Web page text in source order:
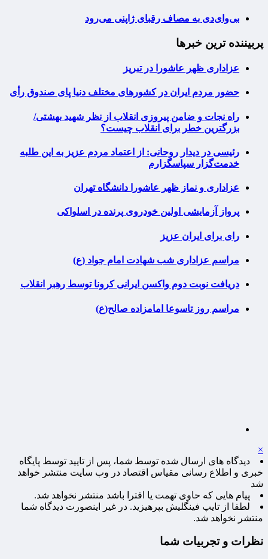
بی‌وای‌دی به مصاف رقبای ژاپنی می‌رود
پربیننده ترین خبرها
عزاداری ظهر عاشورا در تبریز
حضور مردم ایران در کشورهای مختلف دنیا پای صندوق رأی
راه نجات و ضامن پیروزی انقلاب از نظر شهید بهشتی/
بزرگترین خطر برای انقلاب چیست؟
رئیسی در دیدار روحانی: از اعتماد مردم عزیز به این طلبه
خدمت‌گزار سپاسگزارم
عزاداری و نماز ظهر عاشورا دانشگاه تهران
پرواز آزمایشی اولین خودروی پرنده در اسلواکی
رای برای ایران عزیز
مراسم عزاداری شب شهادت امام جواد (ع)
دریافت نوبت دوم واکسن ایرانی کرونا توسط رهبر انقلاب
مراسم روز تاسوعا امامزاده صالح(ع)
×
دیدگاه های ارسال شده توسط شما، پس از تایید توسط پایگاه
خبری و اطلاع رسانی مقیاس اقتصاد در وب سایت منتشر خواهد
شد
پیام هایی که حاوی تهمت یا افترا باشد منتشر نخواهد شد.
لطفا از تایپ فینگلیش بپرهیزید. در غیر اینصورت دیدگاه شما
منتشر نخواهد شد.
نظرات و تجربیات شما